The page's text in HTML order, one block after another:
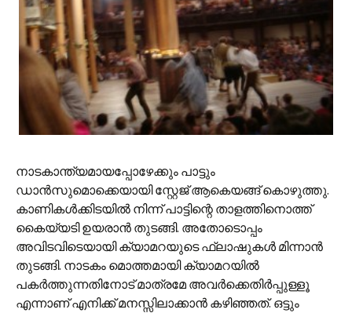
നാടകാന്ത്യമായപ്പോഴേക്കും പാട്ടും
ഡാന്‍സുമൊക്കെയായി സ്റ്റേജ് ആകെയങ്ങ് കൊഴുത്തു.
കാണികള്‍ക്കിടയില്‍ നിന്ന് പാട്ടിന്റെ താളത്തിനൊത്ത്
കൈയ്യടി ഉയരാന്‍ തുടങ്ങി. അതോടൊപ്പം
അവിടവിടെയായി ക്യാമറയുടെ ഫ്ലാഷുകള്‍ മിന്നാന്‍
തുടങ്ങി. നാടകം മൊത്തമായി ക്യാമറയില്‍
പകര്‍ത്തുന്നതിനോട് മാത്രമേ അവര്‍ക്കെതിര്‍പ്പുള്ളൂ
എന്നാണ് എനിക്ക് മനസ്സിലാക്കാന്‍ കഴിഞ്ഞത്. ഒട്ടും